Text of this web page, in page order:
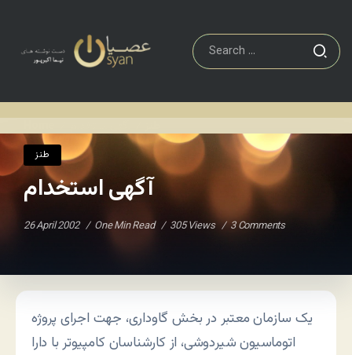
طنز
آگهی استخدام
26 April 2002 One Min Read 305 Views 3 Comments
یک سازمان معتبر در بخش گاوداری، جهت اجرای پروژه
اتوماسیون شیردوشی، از کارشناسان کامپیوتر با دارا